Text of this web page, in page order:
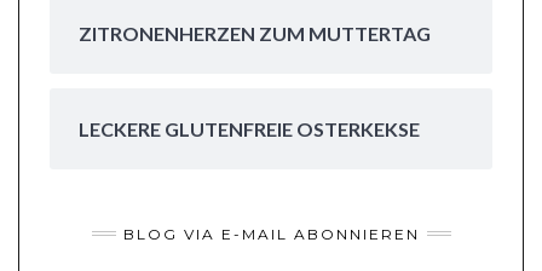
ZITRONENHERZEN ZUM MUTTERTAG
LECKERE GLUTENFREIE OSTERKEKSE
BLOG VIA E-MAIL ABONNIEREN